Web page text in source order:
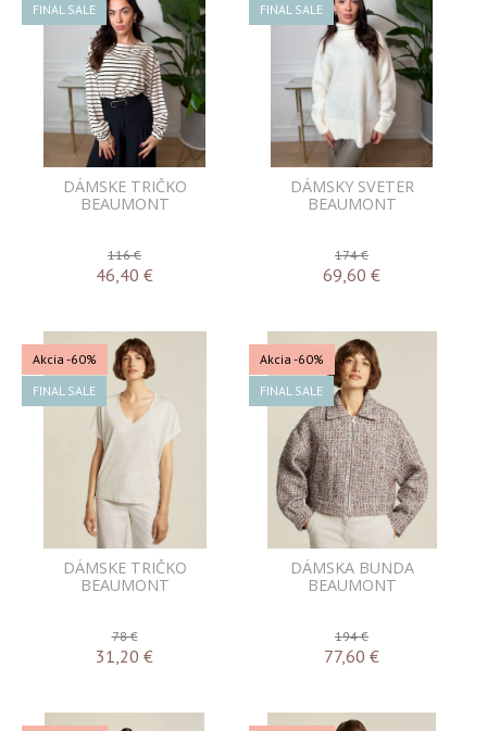
FINAL SALE
DÁMSKE TRIČKO
BEAUMONT
116 €
46,40 €
FINAL SALE
DÁMSKY SVETER
BEAUMONT
174 €
69,60 €
Akcia -60%
FINAL SALE
DÁMSKE TRIČKO
BEAUMONT
78 €
31,20 €
Akcia -60%
FINAL SALE
DÁMSKA BUNDA
BEAUMONT
194 €
77,60 €